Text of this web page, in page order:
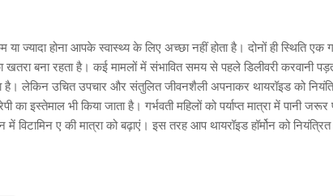
या ज्यादा होना आपके स्वास्थ्य के लिए अच्छा नहीं होता है। दोनों ही स्थिति एक
खतरा बना रहता है। कई मामलों में संभावित समय से पहले डिलीवरी करवानी
है। लेकिन उचित उपचार और संतुलित जीवनशैली अपनाकर थायरॉइड को
का इस्तेमाल भी किया जाता है। गर्भवती महिलों को पर्याप्त मात्रा में पानी
विटामिन ए की मात्रा को बढ़ाएं। इस तरह आप थायरॉइड हॉर्मोन को